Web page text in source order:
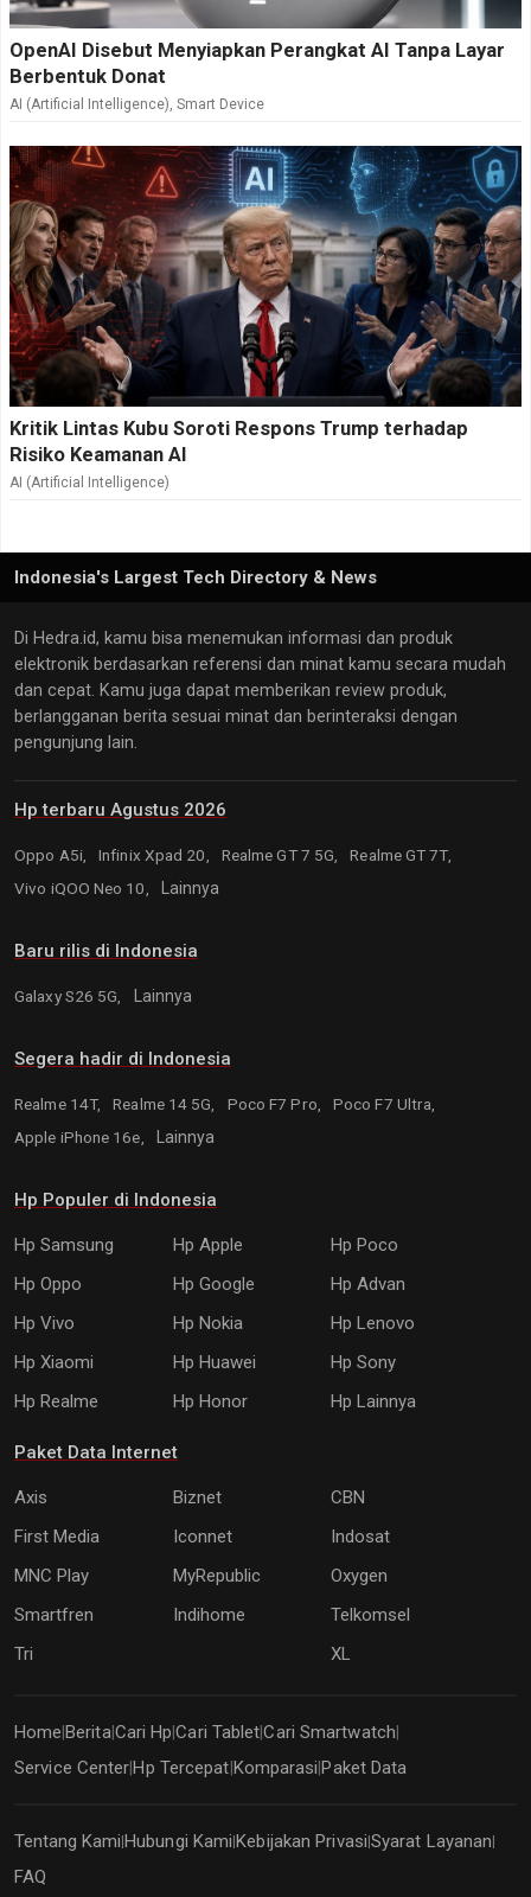
OpenAI Disebut Menyiapkan Perangkat AI Tanpa Layar
Berbentuk Donat
AI (Artificial Intelligence), Smart Device
Kritik Lintas Kubu Soroti Respons Trump terhadap
Risiko Keamanan AI
AI (Artificial Intelligence)
Indonesia's Largest Tech Directory & News
Di Hedra.id, kamu bisa menemukan informasi dan produk
elektronik berdasarkan referensi dan minat kamu secara mudah
dan cepat. Kamu juga dapat memberikan review produk,
berlangganan berita sesuai minat dan berinteraksi dengan
pengunjung lain.
Hp terbaru Agustus 2026
Oppo A5i, Infinix Xpad 20, Realme GT 7 5G,
Realme GT 7T,
Vivo iQOO Neo 10,
Lainnya
Baru rilis di Indonesia
Galaxy S26 5G, Lainnya
Segera hadir di Indonesia
Realme 14T, Realme 14 5G, Poco F7 Pro,
Poco F7 Ultra,
Apple iPhone 16e,
Lainnya
Hp Populer di Indonesia
Hp Samsung Hp Apple
Hp Poco
Hp Oppo
Hp Google
Hp Advan
Hp Vivo
Hp Nokia
Hp Lenovo
Hp Xiaomi
Hp Huawei
Hp Sony
Hp Realme
Hp Honor Hp Lainnya
Paket Data Internet
Axis Biznet
CBN
First Media
Iconnet
Indosat
MNC Play
MyRepublic
Oxygen
Smartfren
Indihome
Telkomsel
Tri
XL
Home BeritaCari Hp |Cari Tablet|Cari Smartwatch
Service Center Hp Tercepat Komparasi Paket Data
Tentang Kami Hubungi Kami Kebijakan Privasi Syarat Layanan
FAQ